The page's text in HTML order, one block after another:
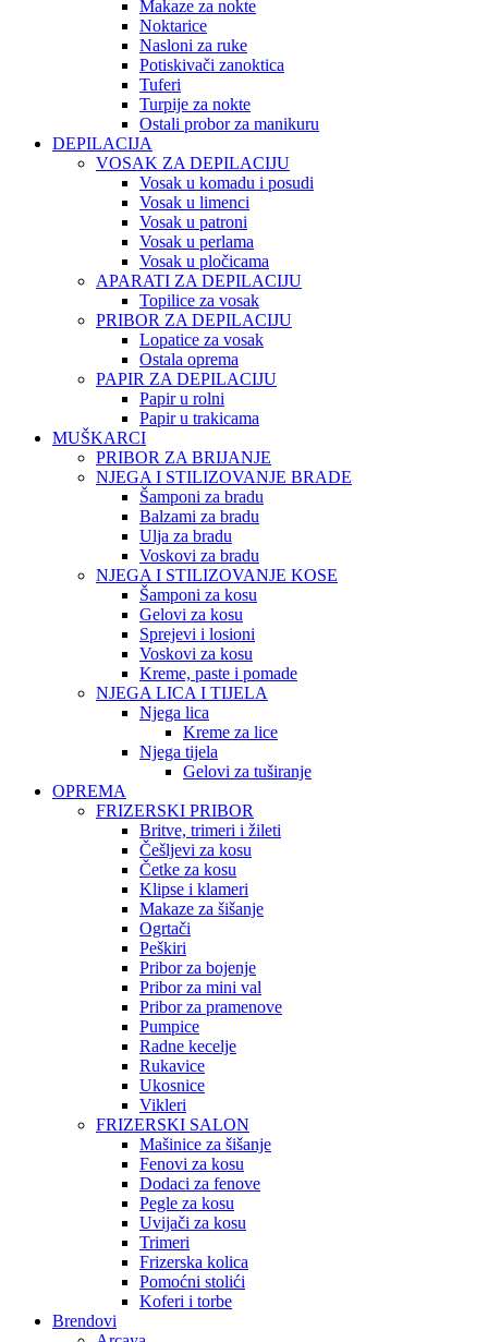
Makaze za nokte
Noktarice
Nasloni za ruke
Potiskivači zanoktica
Tuferi
Turpije za nokte
Ostali probor za manikuru
DEPILACIJA
VOSAK ZA DEPILACIJU
Vosak u komadu i posudi
Vosak u limenci
Vosak u patroni
Vosak u perlama
Vosak u pločicama
APARATI ZA DEPILACIJU
Topilice za vosak
PRIBOR ZA DEPILACIJU
Lopatice za vosak
Ostala oprema
PAPIR ZA DEPILACIJU
Papir u rolni
Papir u trakicama
MUŠKARCI
PRIBOR ZA BRIJANJE
NJEGA I STILIZOVANJE BRADE
Šamponi za bradu
Balzami za bradu
Ulja za bradu
Voskovi za bradu
NJEGA I STILIZOVANJE KOSE
Šamponi za kosu
Gelovi za kosu
Sprejevi i losioni
Voskovi za kosu
Kreme, paste i pomade
NJEGA LICA I TIJELA
Njega lica
Kreme za lice
Njega tijela
Gelovi za tuširanje
OPREMA
FRIZERSKI PRIBOR
Britve, trimeri i žileti
Češljevi za kosu
Četke za kosu
Klipse i klameri
Makaze za šišanje
Ogrtači
Peškiri
Pribor za bojenje
Pribor za mini val
Pribor za pramenove
Pumpice
Radne kecelje
Rukavice
Ukosnice
Vikleri
FRIZERSKI SALON
Mašinice za šišanje
Fenovi za kosu
Dodaci za fenove
Pegle za kosu
Uvijači za kosu
Trimeri
Frizerska kolica
Pomoćni stolići
Koferi i torbe
Brendovi